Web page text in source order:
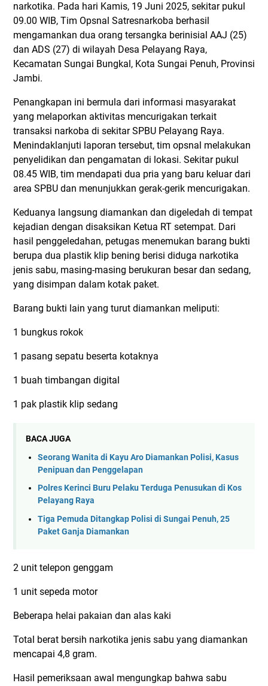
narkotika. Pada hari Kamis, 19 Juni 2025, sekitar pukul
09.00 WIB, Tim Opsnal Satresnarkoba berhasil
mengamankan dua orang tersangka berinisial AAJ (25)
dan ADS (27) di wilayah Desa Pelayang Raya,
Kecamatan Sungai Bungkal, Kota Sungai Penuh, Provinsi
Jambi.
Penangkapan ini bermula dari informasi masyarakat
yang melaporkan aktivitas mencurigakan terkait
transaksi narkoba di sekitar SPBU Pelayang Raya.
Menindaklanjuti laporan tersebut, tim opsnal melakukan
penyelidikan dan pengamatan di lokasi. Sekitar pukul
08.45 WIB, tim mendapati dua pria yang baru keluar dari
area SPBU dan menunjukkan gerak-gerik mencurigakan.
Keduanya langsung diamankan dan digeledah di tempat
kejadian dengan disaksikan Ketua RT setempat. Dari
hasil penggeledahan, petugas menemukan barang bukti
berupa dua plastik klip bening berisi diduga narkotika
jenis sabu, masing-masing berukuran besar dan sedang,
yang disimpan dalam kotak paket.
Barang bukti lain yang turut diamankan meliputi:
1 bungkus rokok
1 pasang sepatu beserta kotaknya
1 buah timbangan digital
1 pak plastik klip sedang
BACA JUGA
Seorang Wanita di Kayu Aro Diamankan Polisi, Kasus
Penipuan dan Penggelapan
Polres Kerinci Buru Pelaku Terduga Penusukan di Kos
Pelayang Raya
Tiga Pemuda Ditangkap Polisi di Sungai Penuh, 25
Paket Ganja Diamankan
2 unit telepon genggam
1 unit sepeda motor
Beberapa helai pakaian dan alas kaki
Total berat bersih narkotika jenis sabu yang diamankan
mencapai 4,8 gram.
Hasil pemeriksaan awal mengungkap bahwa sabu